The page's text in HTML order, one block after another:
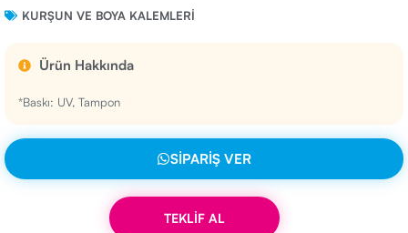
KURŞUN VE BOYA KALEMLERI
Ürün Hakkında
*Baskı: UV, Tampon
SIPARIŞ VER
TEKLİF AL